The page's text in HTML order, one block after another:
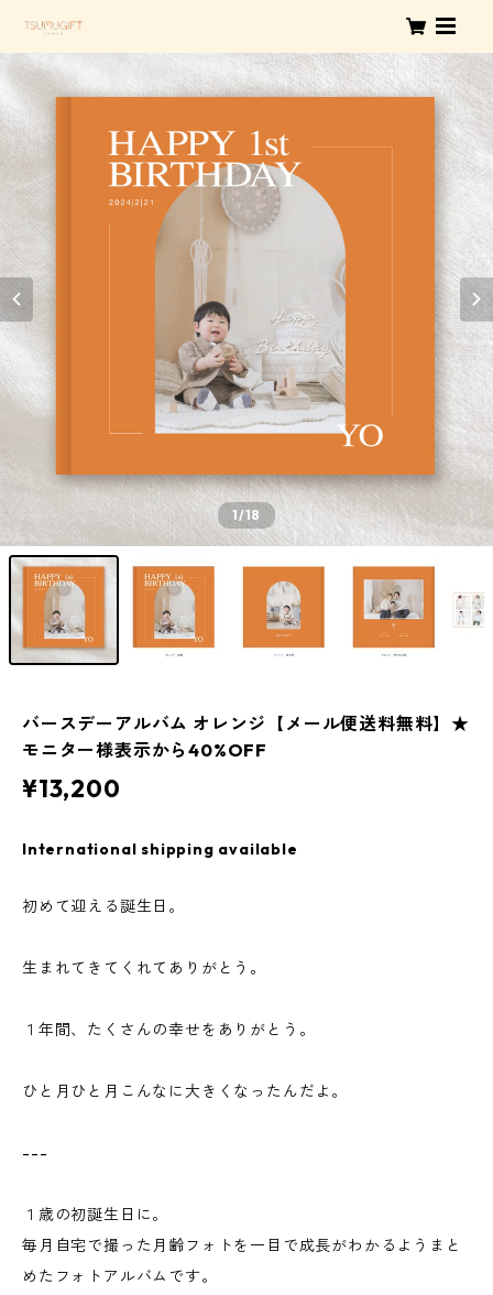
1/18
バースデーアルバム オレンジ【メール便送料無料】★
モニター様表示から40%OFF
¥13,200
International shipping available
初めて迎える誕生日。
生まれてきてくれてありがとう。
１年間、たくさんの幸せをありがとう。
​ひと月ひと月こんなに大きくなったんだよ。
---
１歳の初誕生日に。
毎月自宅で撮った月齢フォトを一目で成長がわかるようまと
めたフォトアルバムです。